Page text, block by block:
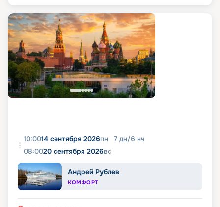
10:0014 сентября 2026пн 7 дн/6 нч
08:0020 сентября 2026вс
Андрей Рублев
КОМФОРТ